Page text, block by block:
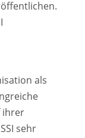
als
ihrer
sehr